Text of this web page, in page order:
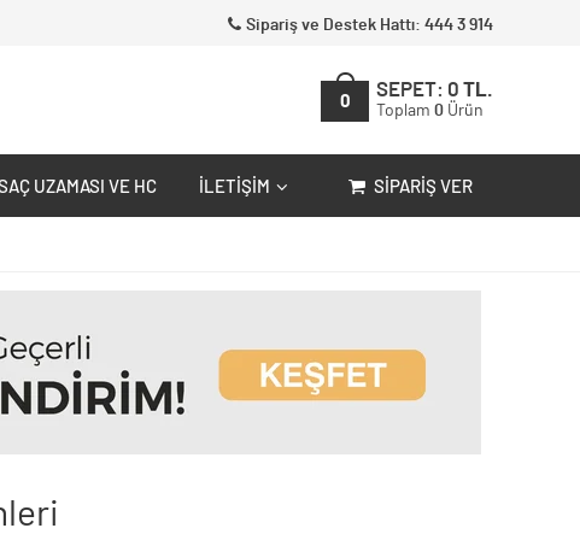
Sipariş ve Destek Hattı: 444 3 914
0
SEPET: 0 TL.
Toplam 0 Ürün
UZAMASI VE HC İLETIŞIM SIPARIŞ VER